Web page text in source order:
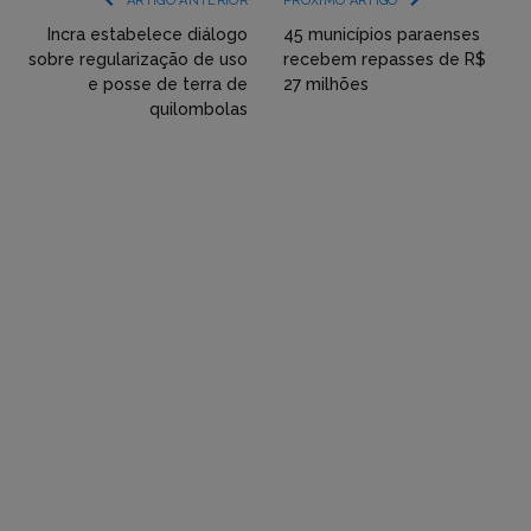
Twitter,
Incra estabelece diálogo
sobre regularização de uso
e posse de terra de
quilombolas
45 municípios paraenses
recebem repasses de R$
27 milhões